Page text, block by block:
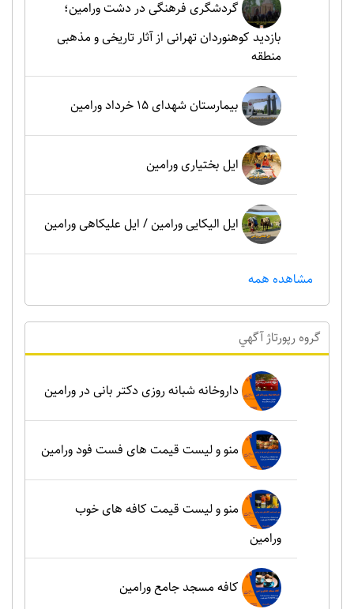
گردشگری فرهنگی در دشت ورامین؛
بازدید کوهنوردان تهرانی از آثار تاریخی و مذهبی
منطقه
بیمارستان شهدای 15 خرداد ورامین
ایل بختیاری ورامین
ایل الیکایی ورامین / ایل علیکاهی ورامین
مشاهده همه
گروه رپورتاژ آگهي
داروخانه شبانه روزی دکتر بانی در ورامین
منو و لیست قیمت های فست فود ورامین
منو و لیست قیمت کافه های خوب
ورامین
کافه مسجد جامع ورامین